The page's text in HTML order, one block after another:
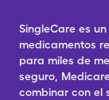
SingleCare es
medicamentos
para miles de
seguro,
combinar con el